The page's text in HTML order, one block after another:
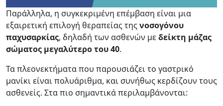
Παράλληλα, η συγκεκριμένη επέμβαση είναι μια
εξαιρετική επιλογή θεραπείας τηςνοσογόνου
παχυσαρκίας, δηλαδή των ασθενών μεδείκτη μάζας
σώματος μεγαλύτερο του 40.
Τα πλεονεκτήματα που παρουσιάζει το γαστρικό
μανίκι είναι πολυάριθμα, και συνήθως κερδίζουν τους
ασθενείς. Στα πιο σημαντικά περιλαμβάνονται: